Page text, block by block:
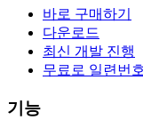
바로 구매하기
다운로드
최신 개발 진행
무료로 일련번
기능